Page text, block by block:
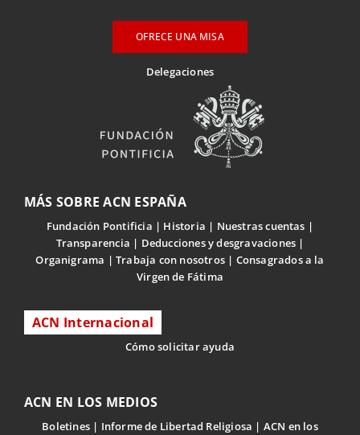
OFRECE UNA MISA
Delegaciones
MÁS SOBRE ACN ESPAÑA
Fundación Pontificia Historia
Nuestras cuentas
Transparencia
Deducciones y desgravaciones
Organigrama
Trabaja con nosotros
Consagrados a la
Virgen de Fátima
ACN Internacional
Cómo solicitar ayuda
ACN EN LOS MEDIOS
Boletines Informe de Libertad Religiosa
ACN en los